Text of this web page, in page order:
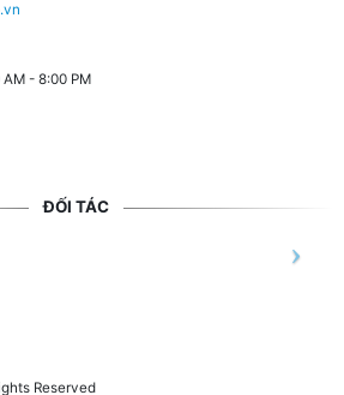
- 8:00 PM
ĐỐI TÁC
Reserved